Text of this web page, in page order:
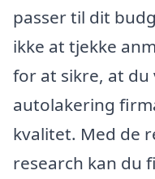
passer til dit
ikke at tjekke
for at sikre, at
autolakering
kvalitet. Med de
research kan du